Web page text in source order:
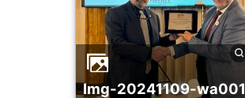
img-20241109-